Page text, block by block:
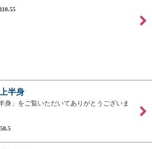
半身
身」をご覧いただいてありがとうございま